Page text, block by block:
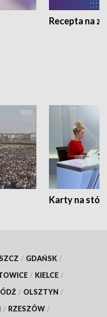
Recepta na
Karty na
/ GDAŃSK /
/ KIELCE /
/ OLSZTYN /
/ RZESZÓW /